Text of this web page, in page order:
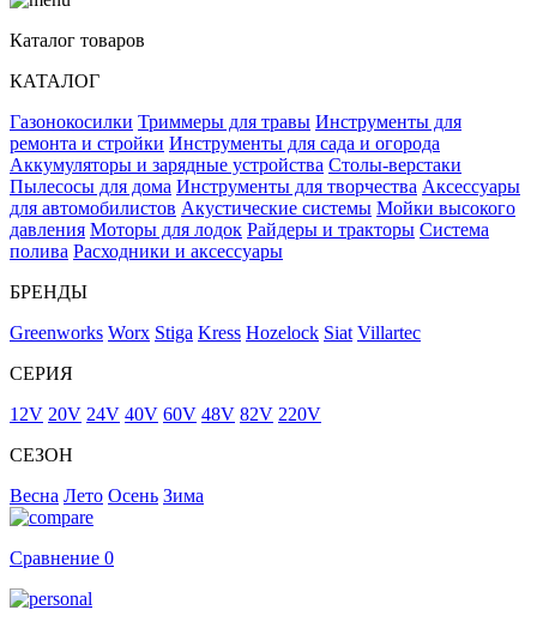
Каталог товаров
КАТАЛОГ
Газонокосилки Триммеры для травы Инструменты для
ремонта и стройки Инструменты для сада и огорода
Аккумуляторы и зарядные устройства Столы-верстаки
Пылесосы для дома Инструменты для творчества Аксессуары
для автомобилистов Акустические системы Мойки высокого
давления Моторы для лодок Райдеры и тракторы Система
полива Расходники и аксессуары
БРЕНДЫ
Greenworks Worx Stiga Kress Hozelock Siat Villartec
СЕРИЯ
12V 20V 24V 40V 60V 48V 82V 220V
СЕЗОН
Весна Лето Осень Зима
Сравнение 0